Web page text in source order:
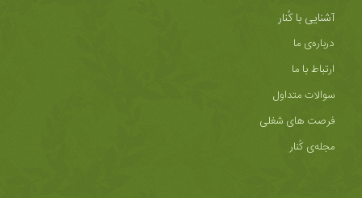
آشنایی با کُنار
درباره‌ی ما
ارتباط با ما
سوالات متداول
فرصت های شغلی
مجله‌ی کُنار